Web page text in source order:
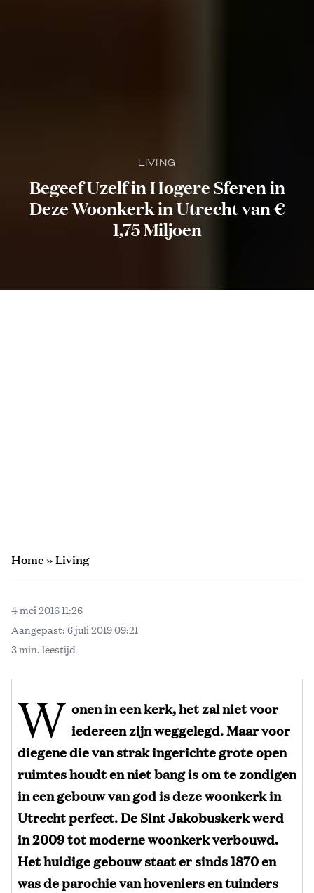
LIVING
Begeef Uzelf in Hogere Sferen in
Deze Woonkerk in Utrecht van €
1,75 Miljoen
Home»Living
4 mei 2016 11:26
Aangepast: 6 juli 2019 09:21
3 min. leestijd
W onen in een kerk, het zal niet voor
iedereen zijn weggelegd. Maar voor
diegene die van strak ingerichte grote open
ruimtes houdt en niet bang is om te zondigen
in een gebouw van god is deze woonkerk in
Utrecht perfect. De Sint Jakobuskerk werd
in 2009 tot moderne woonkerk verbouwd.
Het huidige gebouw staat er sinds 1870 en
was de parochie van hoveniers en tuinders